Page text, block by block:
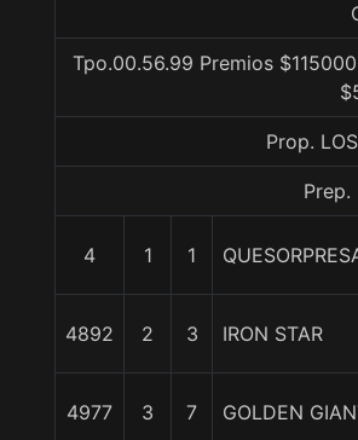
Tpo.00.56.99 Premios
Prop.
Prep.
4 1 1
4892 2 3 IRON STAR
4977 3 7 GOLDEN